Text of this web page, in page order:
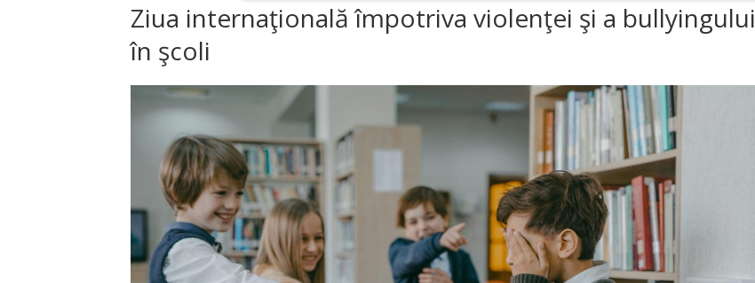
Ziua internaţională împotriva violenţei şi a bullyingului
în şcoli
Octombrie